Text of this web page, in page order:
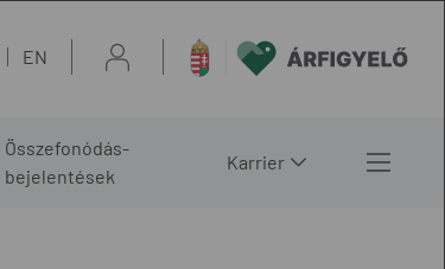
EN
Összefonódás-
bejelentések
Karrier